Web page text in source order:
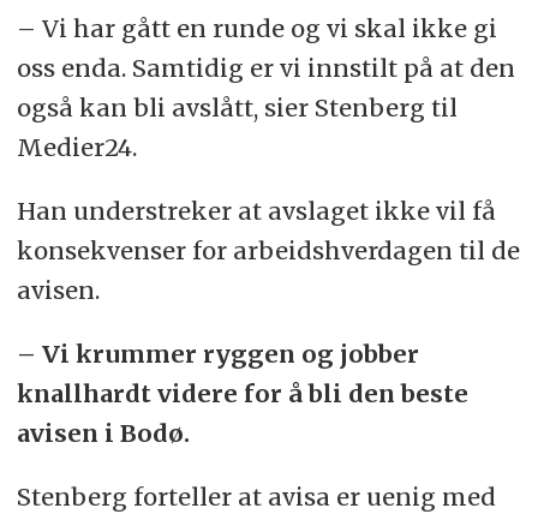
– Vi har gått en runde og vi skal ikke gi
oss enda. Samtidig er vi innstilt på at den
også kan bli avslått, sier Stenberg til
Medier24.
Han understreker at avslaget ikke vil få
konsekvenser for arbeidshverdagen til de
avisen.
– Vi krummer ryggen og jobber
knallhardt videre for å bli den beste
avisen i Bodø.
Stenberg forteller at avisa er uenig med